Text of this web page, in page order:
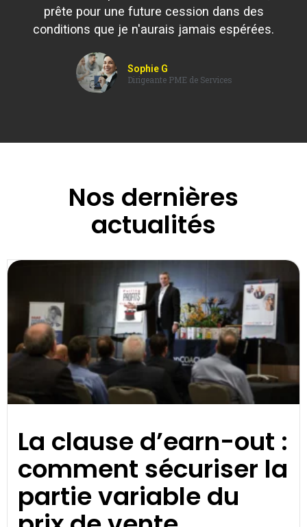
prête pour une future cession dans des
conditions que je n'aurais jamais espérées.
Sophie G
Dirigeante PME de Services
Nos dernières
actualités
La clause d’earn-out :
comment sécuriser la
partie variable du